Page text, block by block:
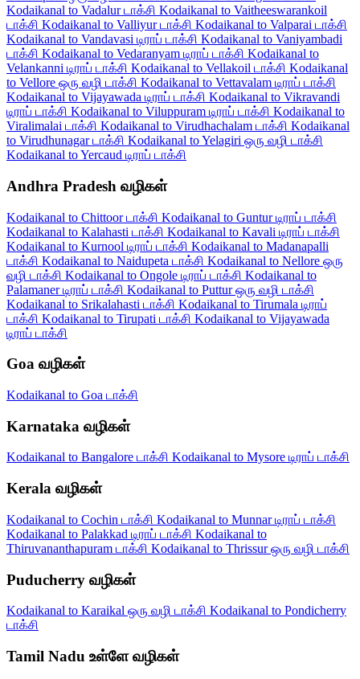
Kodaikanal to Vadalur டாக்சி Kodaikanal to Vaitheeswarankoil
டாக்சி Kodaikanal to Valliyur டாக்சி Kodaikanal to Valparai டாக்சி
Kodaikanal to Vandavasi டிராப் டாக்சி Kodaikanal to Vaniyambadi
டாக்சி Kodaikanal to Vedaranyam டிராப் டாக்சி Kodaikanal to
Velankanni டிராப் டாக்சி Kodaikanal to Vellakoil டாக்சி Kodaikanal
to Vellore ஒரு வழி டாக்சி Kodaikanal to Vettavalam டிராப் டாக்சி
Kodaikanal to Vijayawada டிராப் டாக்சி Kodaikanal to Vikravandi
டிராப் டாக்சி Kodaikanal to Viluppuram டிராப் டாக்சி Kodaikanal to
Viralimalai டாக்சி Kodaikanal to Virudhachalam டாக்சி Kodaikanal
to Virudhunagar டாக்சி Kodaikanal to Yelagiri ஒரு வழி டாக்சி
Kodaikanal to Yercaud டிராப் டாக்சி
Andhra Pradesh வழிகள்
Kodaikanal to Chittoor டாக்சி Kodaikanal to Guntur டிராப் டாக்சி
Kodaikanal to Kalahasti டாக்சி Kodaikanal to Kavali டிராப் டாக்சி
Kodaikanal to Kurnool டிராப் டாக்சி Kodaikanal to Madanapalli
டாக்சி Kodaikanal to Naidupeta டாக்சி Kodaikanal to Nellore ஒரு
வழி டாக்சி Kodaikanal to Ongole டிராப் டாக்சி Kodaikanal to
Palamaner டிராப் டாக்சி Kodaikanal to Puttur ஒரு வழி டாக்சி
Kodaikanal to Srikalahasti டாக்சி Kodaikanal to Tirumala டிராப்
டாக்சி Kodaikanal to Tirupati டாக்சி Kodaikanal to Vijayawada
டிராப் டாக்சி
Goa வழிகள்
Kodaikanal to Goa டாக்சி
Karnataka வழிகள்
Kodaikanal to Bangalore டாக்சி Kodaikanal to Mysore டிராப் டாக்சி
Kerala வழிகள்
Kodaikanal to Cochin டாக்சி Kodaikanal to Munnar டிராப் டாக்சி
Kodaikanal to Palakkad டிராப் டாக்சி Kodaikanal to
Thiruvananthapuram டாக்சி Kodaikanal to Thrissur ஒரு வழி டாக்சி
Puducherry வழிகள்
Kodaikanal to Karaikal ஒரு வழி டாக்சி Kodaikanal to Pondicherry
டாக்சி
Tamil Nadu உள்ளே வழிகள்